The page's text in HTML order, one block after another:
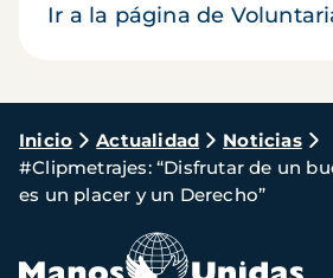
Ir a la página de
Ruta
de
navegación
Inicio Actualidad
Noticias
#Clipmetrajes: “Disfrutar de un
es un placer y un Derecho”